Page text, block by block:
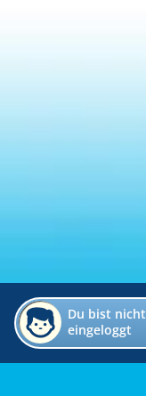
Du bist nicht
eingeloggt